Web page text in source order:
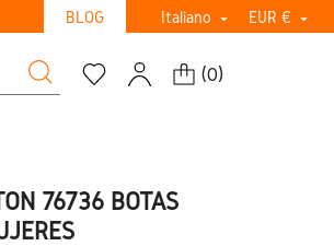
BLOG Italiano  EUR € 
(0)
76736 BOTAS